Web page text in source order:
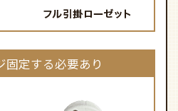
固定する必要あり